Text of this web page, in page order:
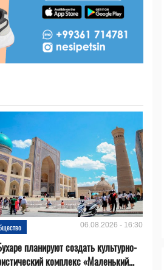
06.08.2026 - 16:30
планируют создать культурно-
комплекс «Маленький...